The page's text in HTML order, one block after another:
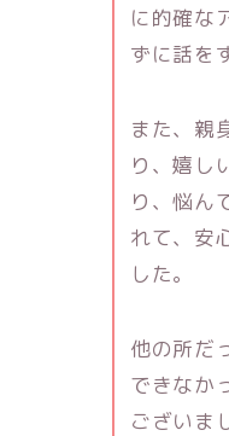
に的確な
ずに話を
また、親
り、嬉し
り、悩ん
れて、安
した。
他の所だ
できなか
ございま